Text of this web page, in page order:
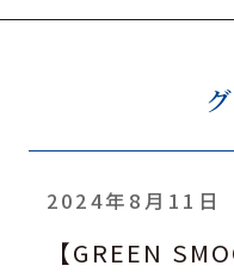
2024年8月11日
【GREEN